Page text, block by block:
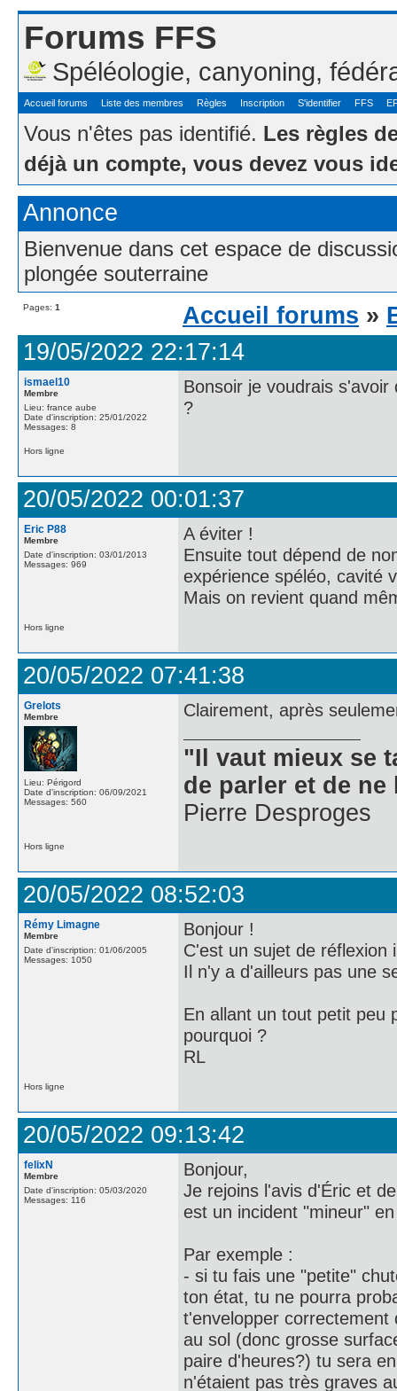
Forums FFS
Spéléologie, canyoning,
Accueil forums Liste des membres Règles Inscription S'identifier FFS
Vous n'êtes pas identifié. Les règles
déjà un compte, vous devez vous
Annonce
Bienvenue dans cet espace de
plongée souterraine
Pages: 1 Accueil forums »
19/05/2022 22:17:14
ismael10
Membre
Lieu: france aube
Date d'inscription: 25/01/2022
Messages: 8
Bonsoir je voudrais
?
Hors ligne
20/05/2022 00:01:37
Eric P88
Membre
Date d'inscription: 03/01/2013
Messages: 969
A éviter !
Ensuite tout dépend de
expérience spéléo, cavité
Mais on revient quand
Hors ligne
20/05/2022 07:41:38
Grelots
Membre
Lieu: Périgord
Date d'inscription: 06/09/2021
Messages: 560
Clairement, après
"Il vaut mieux se
de parler et de
Pierre Desproges
Hors ligne
20/05/2022 08:52:03
Rémy Limagne
Membre
Date d'inscription: 01/06/2005
Messages: 1050
Bonjour !
C'est un sujet de réflexion
Il n'y a d'ailleurs pas une
En allant un tout petit peu
pourquoi ?
RL
Hors ligne
20/05/2022 09:13:42
felixN
Membre
Date d'inscription: 05/03/2020
Messages: 116
Bonjour,
Je rejoins l'avis d'Éric et
est un incident "mineur"
Par exemple :
- si tu fais une "petite"
ton état, tu ne pourra
t'envelopper
au sol (donc grosse
paire d'heures?) tu sera
n'étaient pas très graves